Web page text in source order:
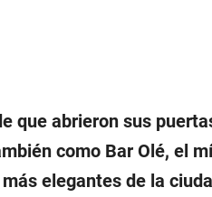
que abrieron sus
como Bar Olé, el
elegantes de la